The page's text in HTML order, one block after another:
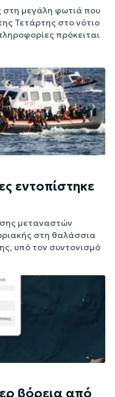
μεγάλη φωτιά που
Τετάρτης στο νότιο
πρόκειται
εντοπίστηκε
μεταναστών
στη θαλάσσια
υπό τον συντονισμό
βόρεια από